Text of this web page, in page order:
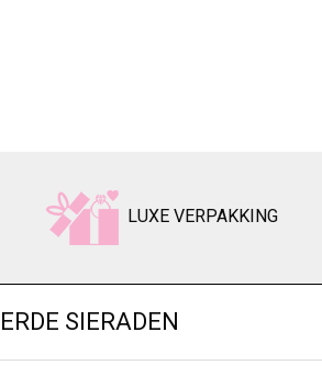
LUXE VERPAKKING
SIERADEN